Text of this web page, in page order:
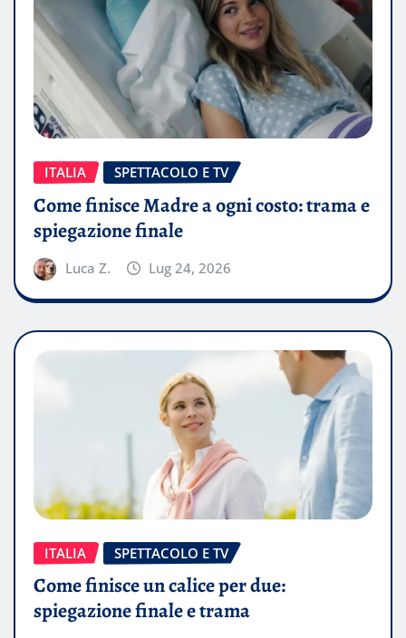
ITALIA SPETTACOLO E TV
Come finisce Madre a ogni costo: trama e
spiegazione finale
Luca Z. Lug 24, 2026
ITALIA SPETTACOLO E TV
Come finisce un calice per due:
spiegazione finale e trama